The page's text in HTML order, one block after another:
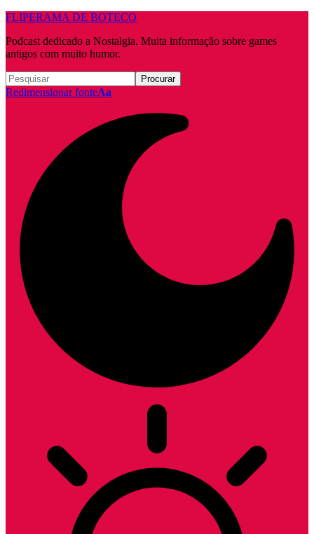
FLIPERAMA DE BOTECO
Podcast dedicado a Nostalgia. Muita informação sobre games
antigos com muito humor.
Redimensionar fonteAa